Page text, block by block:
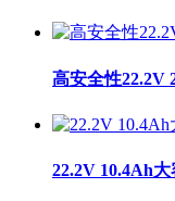
高安全性22.2V
22.2V 10.4Ah